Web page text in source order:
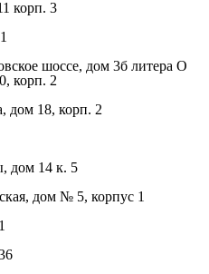
корп. 3
шоссе, дом 3б литера О
корп. 2
дом 18, корп. 2
дом 14 к. 5
дом № 5, корпус 1